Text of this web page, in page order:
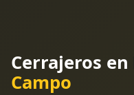
Cerrajeros en
Campo